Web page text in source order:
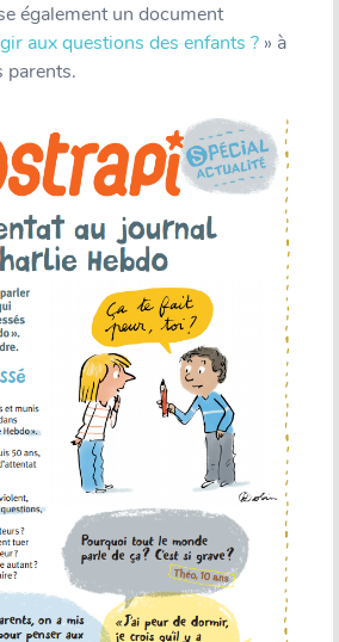
également un document
aux questions des enfants ? » à
parents.